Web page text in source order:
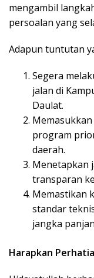
mengambil
persoalan yang
Adapun tuntutan
Segera
jalan di
Daulat.
program
daerah.
Menetapkan
transparan
Memastikan
standar
jangka
Harapkan